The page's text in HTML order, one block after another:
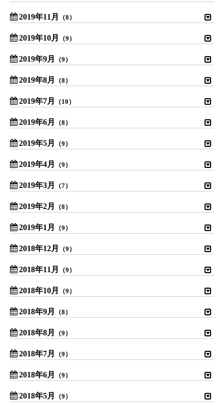
2019年11月 （8）
2019年10月 （9）
2019年9月 （9）
2019年8月 （8）
2019年7月 （10）
2019年6月 （8）
2019年5月 （9）
2019年4月 （9）
2019年3月 （7）
2019年2月 （8）
2019年1月 （9）
2018年12月 （9）
2018年11月 （9）
2018年10月 （9）
2018年9月 （8）
2018年8月 （9）
2018年7月 （9）
2018年6月 （9）
2018年5月 （9）